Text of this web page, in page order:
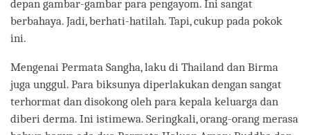
depan gambar-gambar para pengayom. Ini sangat
berbahaya. Jadi, berhati-hatilah. Tapi, cukup pada pokok
ini.
Mengenai Permata Sangha, laku di Thailand dan Birma
juga unggul. Para biksunya diperlakukan dengan sangat
terhormat dan disokong oleh para kepala keluarga dan
diberi derma. Ini istimewa. Seringkali, orang-orang merasa